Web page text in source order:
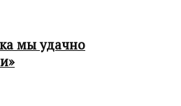
мы удачно